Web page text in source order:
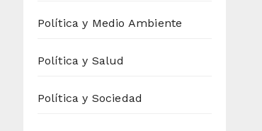
Política y Medio Ambiente
Política y Salud
Política y Sociedad